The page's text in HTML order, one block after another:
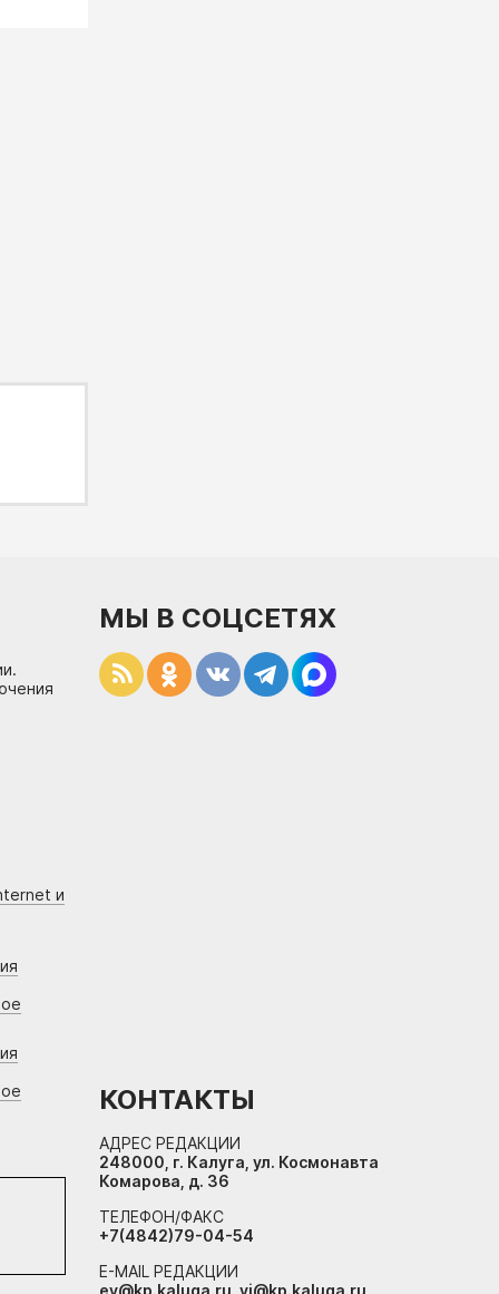
и
МЫ В СОЦСЕТЯХ
КОНТАКТЫ
АДРЕС РЕДАКЦИИ
248000, г. Калуга, ул. Космонавта
Комарова, д. 36
ТЕЛЕФОН/ФАКС
+7(4842)79-04-54
E-MAIL РЕДАКЦИИ
ev@kp.kaluga.ru, vi@kp.kaluga.ru